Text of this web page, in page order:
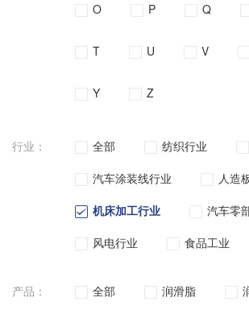
O P Q
T U V
Y Z
行业： 全部 纺织行业
汽车涂装线行业
人造
机床加工行业
汽车零
风电行业
食品工业
产品： 全部 润滑脂